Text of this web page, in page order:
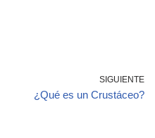
SIGUIENTE
¿Qué es un Crustáceo?